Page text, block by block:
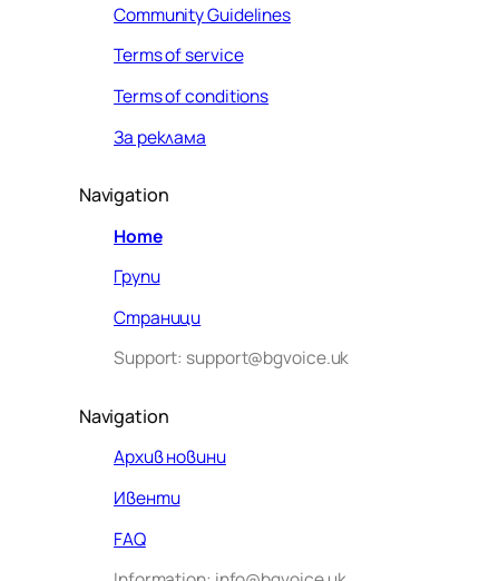
Community Guidelines
Terms of service
Terms of conditions
За реклама
Navigation
Home
Групи
Страници
Support: support@bgvoice.uk
Navigation
Архив новини
Ивенти
FAQ